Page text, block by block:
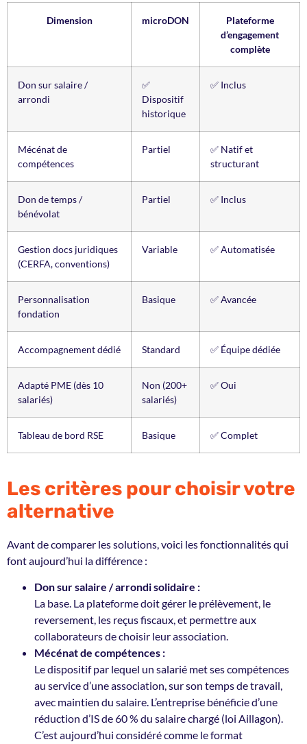
Dimension microDON
Plateforme
d’engagement
complète
Don sur salaire /
arrondi
✅
Dispositif
historique
✅ Inclus
Mécénat de
compétences
Partiel
✅ Natif et
structurant
Don de temps /
bénévolat
Partiel ✅ Inclus
Gestion docs juridiques
(CERFA, conventions)
Variable ✅ Automatisée
Personnalisation
fondation
Basique ✅ Avancée
Accompagnement dédié Standard ✅ Équipe dédiée
Adapté PME (dès 10
salariés)
Non (200+
salariés)
✅ Oui
Tableau de bord RSE Basique ✅ Complet
Les critères pour choisir votre
alternative
Avant de comparer les solutions, voici les fonctionnalités qui
font aujourd’hui la différence :
Don sur salaire / arrondi solidaire :
La base. La plateforme doit gérer le prélèvement, le
reversement, les reçus fiscaux, et permettre aux
collaborateurs de choisir leur association.
Mécénat de compétences :
Le dispositif par lequel un salarié met ses compétences
au service d’une association, sur son temps de travail,
avec maintien du salaire. L’entreprise bénéficie d’une
réduction d’IS de 60 % du salaire chargé (loi Aillagon).
C’est aujourd’hui considéré comme le format